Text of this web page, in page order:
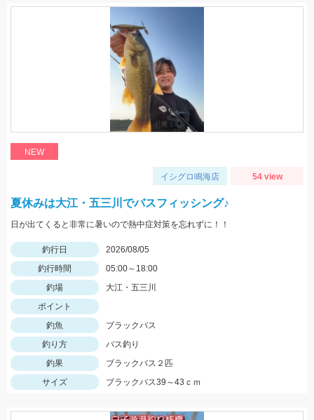
NEW
イシグロ鳴海店 54 view
夏休みは大江・五三川でバスフィッシング♪
日が出てくると非常に暑いので熱中症対策を忘れずに！！
釣行日
2026/08/05
釣行時間
05:00～18:00
釣場
大江・五三川
ポイント
釣魚
ブラックバス
釣り方
バス釣り
釣果
ブラックバス２匹
サイズ
ブラックバス39～43ｃｍ